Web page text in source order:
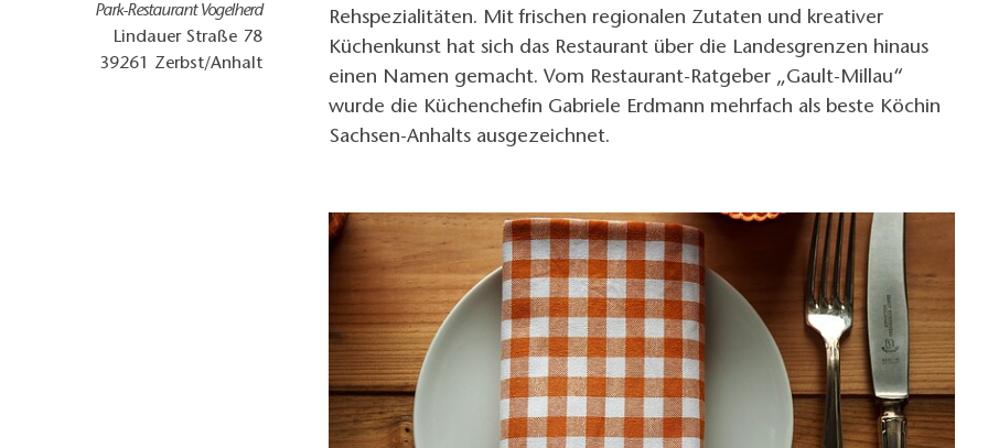
Park-Restaurant Vogelherd
Lindauer Straße 78
39261 Zerbst/Anhalt
Rehspezialitäten. Mit frischen regionalen Zutaten und kreativer
Küchenkunst hat sich das Restaurant über die Landesgrenzen hinaus
einen Namen gemacht. Vom Restaurant-Ratgeber „Gault-Millau“
wurde die Küchenchefin Gabriele Erdmann mehrfach als beste Köchin
Sachsen-Anhalts ausgezeichnet.